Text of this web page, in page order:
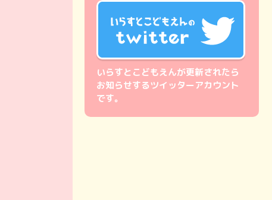
いらすとこどもえんが更新されたら
お知らせするツイッターアカウント
です。